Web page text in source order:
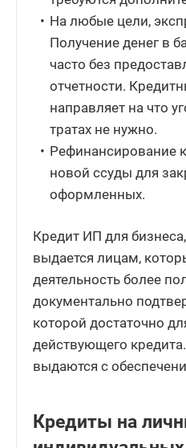
На любые цели,
Получение денег в
часто без
отчетности.
направляет на что
тратах не нужно.
Рефинансирование
новой ссуды для
оформленных.
Кредит ИП для
выдается лицам,
деятельность более
документально
которой достаточно
действующего
выдаются с
Кредиты на